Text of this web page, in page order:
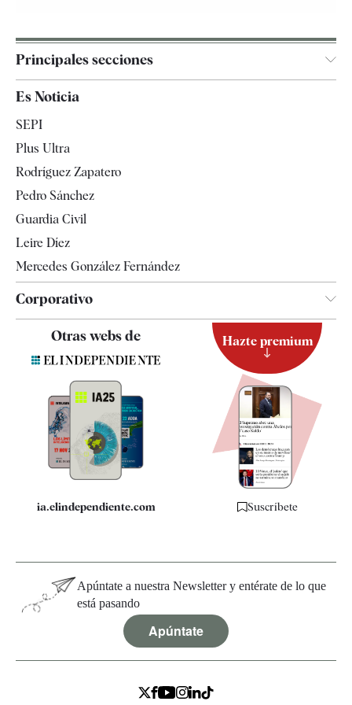
Principales secciones
España
Televisión
Es Noticia
SEPI
Plus Ultra
Rodríguez Zapatero
Pedro Sánchez
Guardia Civil
Leire Díez
Mercedes González Fernández
Corporativo
Contacto
Quiénes somos
Especificaciones
Otras webs de
ia.elindependiente.com
Hazte premium
Suscríbete
Apúntate a nuestra Newsletter y entérate de lo que
está pasando
Apúntate